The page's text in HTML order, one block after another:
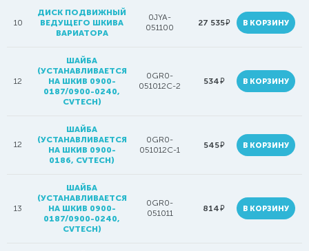
10
ДИСК ПОДВИЖНЫЙ
ВЕДУЩЕГО ШКИВА
ВАРИАТОРА
0JYA-
051100
27 535руб. В КОРЗИНУ
12
ШАЙБА
(УСТАНАВЛИВАЕТСЯ
НА ШКИВ 0900-
0187/0900-0240,
CVTECH)
0GR0-
051012C-2
534руб. В КОРЗИНУ
12
ШАЙБА
(УСТАНАВЛИВАЕТСЯ
НА ШКИВ 0900-
0186, CVTECH)
0GR0-
051012C-1
545руб. В КОРЗИНУ
13
ШАЙБА
(УСТАНАВЛИВАЕТСЯ
НА ШКИВ 0900-
0187/0900-0240,
CVTECH)
0GR0-
051011
814руб. В КОРЗИНУ